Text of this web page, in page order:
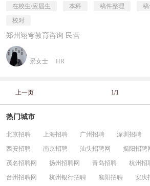
在校生/应届生 本科 稿件整理 稿
校对
郑州翊穹教育咨询 民营
景女士 HR
上一页 1/1
热门城市
北京招聘 上海招聘 广州招聘 深圳招聘
西安招聘
南京招聘 汕头招聘网 揭阳招聘
茂名招聘网
扬州招聘网 青岛招聘 杭州招
台州招聘网
杭州银行招聘 襄阳招聘 安庆